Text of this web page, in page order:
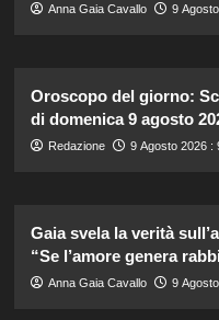
Anna Gaia Cavallo 9
Oroscopo del giorno:
di domenica 9 agosto
Redazione 9 Agosto 2026 :
Gaia svela la verità
“Se l’amore genera
Anna Gaia Cavallo 9